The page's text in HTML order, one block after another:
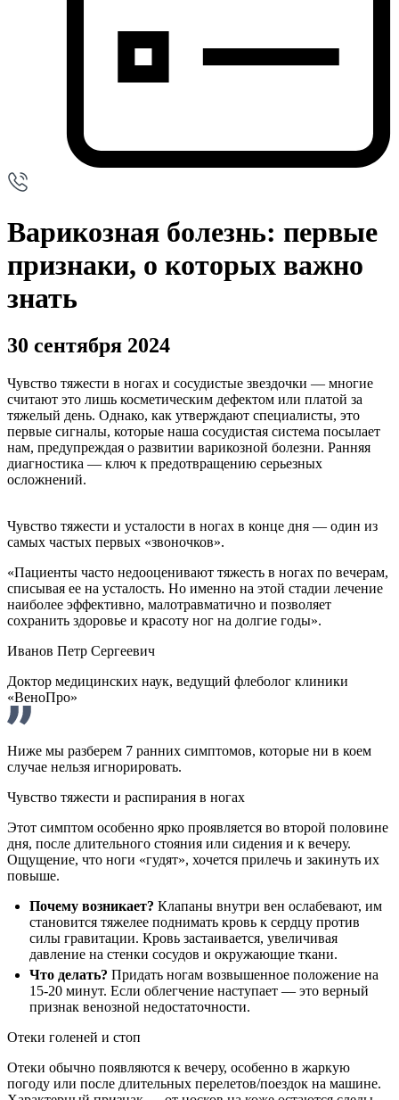
Варикозная болезнь: первые
признаки, о которых важно
знать
30 сентября 2024
Чувство тяжести в ногах и сосудистые звездочки — многие
считают это лишь косметическим дефектом или платой за
тяжелый день. Однако, как утверждают специалисты, это
первые сигналы, которые наша сосудистая система посылает
нам, предупреждая о развитии варикозной болезни. Ранняя
диагностика — ключ к предотвращению серьезных
осложнений.
Чувство тяжести и усталости в ногах в конце дня — один из
самых частых первых «звоночков».
«Пациенты часто недооценивают тяжесть в ногах по вечерам,
списывая ее на усталость. Но именно на этой стадии лечение
наиболее эффективно, малотравматично и позволяет
сохранить здоровье и красоту ног на долгие годы».
Иванов Петр Сергеевич
Доктор медицинских наук, ведущий флеболог клиники
«ВеноПро»
Ниже мы разберем 7 ранних симптомов, которые ни в коем
случае нельзя игнорировать.
Чувство тяжести и распирания в ногах
Этот симптом особенно ярко проявляется во второй половине
дня, после длительного стояния или сидения и к вечеру.
Ощущение, что ноги «гудят», хочется прилечь и закинуть их
повыше.
Почему возникает? Клапаны внутри вен ослабевают, им
становится тяжелее поднимать кровь к сердцу против
силы гравитации. Кровь застаивается, увеличивая
давление на стенки сосудов и окружающие ткани.
Что делать? Придать ногам возвышенное положение на
15-20 минут. Если облегчение наступает — это верный
признак венозной недостаточности.
Отеки голеней и стоп
Отеки обычно появляются к вечеру, особенно в жаркую
погоду или после длительных перелетов/поездок на машине.